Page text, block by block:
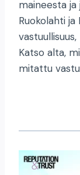
maineesta
Ruokolahti
Katso alta,
mitattu